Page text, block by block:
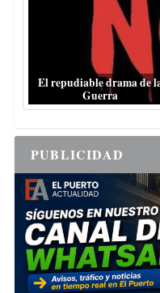
El repudiable drama de
Guerra
PUBLICIDAD